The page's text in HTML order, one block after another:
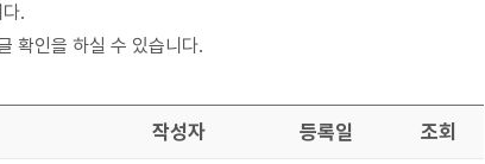
.
확인을 하실 수 있습니다.
작성자 등록일 조회